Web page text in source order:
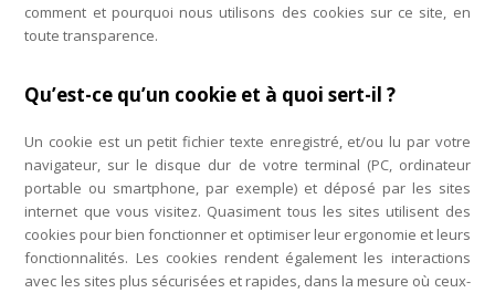
comment et pourquoi nous utilisons des cookies sur ce site, en
toute transparence.
Qu’est-ce qu’un cookie et à quoi sert-il ?
Un cookie est un petit fichier texte enregistré, et/ou lu par votre
navigateur, sur le disque dur de votre terminal (PC, ordinateur
portable ou smartphone, par exemple) et déposé par les sites
internet que vous visitez. Quasiment tous les sites utilisent des
cookies pour bien fonctionner et optimiser leur ergonomie et leurs
fonctionnalités. Les cookies rendent également les interactions
avec les sites plus sécurisées et rapides, dans la mesure où ceux-